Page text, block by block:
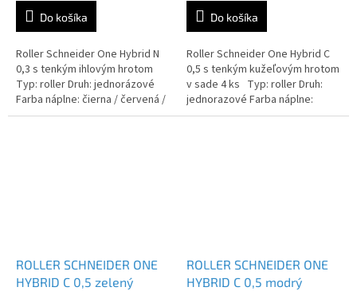
Do košíka
Roller Schneider One Hybrid N
0,3 s tenkým ihlovým hrotom
Typ: roller Druh: jednorázové
Farba náplne: čierna / červená /
modrá / zelená / lilac
Do košíka
Roller Schneider One Hybrid C
0,5 s tenkým kužeľovým hrotom
v sade 4 ks Typ: roller Druh:
jednorazové Farba náplne:
čierna / červená / modrá /
ROLLER SCHNEIDER ONE
HYBRID C 0,5 zelený
ROLLER SCHNEIDER ONE
HYBRID C 0,5 modrý